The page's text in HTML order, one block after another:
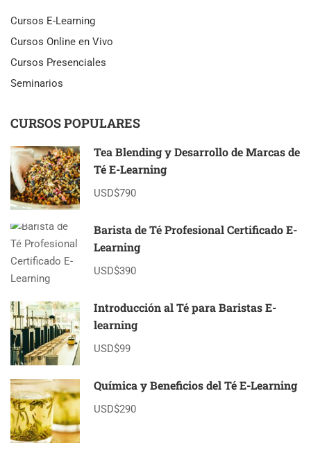
Cursos E-Learning
Cursos Online en Vivo
Cursos Presenciales
Seminarios
CURSOS POPULARES
Tea Blending y Desarrollo de Marcas de
Té E-Learning
USD$790
Barista de Té Profesional Certificado E-
Learning
USD$390
Introducción al Té para Baristas E-
learning
USD$99
Química y Beneficios del Té E-Learning
USD$290